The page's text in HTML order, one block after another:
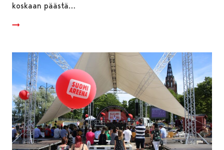
koskaan päästä…